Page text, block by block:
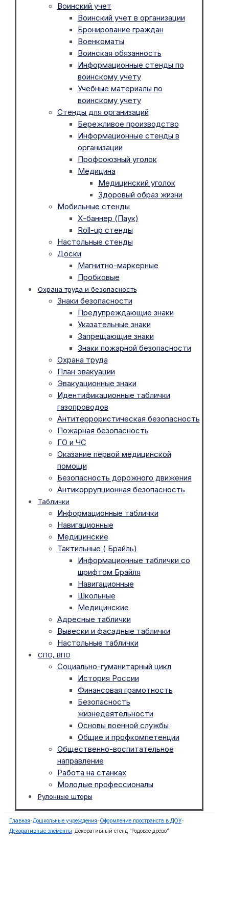
Воинский учет
Воинский учет в организации
Бронирование граждан
Военкоматы
Воинская обязанность
Информационные стенды по
воинскому учету
Учебные материалы по
воинскому учету
Стенды для организаций
Бережливое производство
Информационные стенды в
организации
Профсоюзный уголок
Медицина
Медицинский уголок
Здоровый образ жизни
Мобильные стенды
Х-баннер (Паук)
Roll-up стенды
Настольные стенды
Доски
Магнитно-маркерные
Пробковые
Охрана труда и безопасность
Знаки безопасности
Предупреждающие знаки
Указательные знаки
Запрещающие знаки
Знаки пожарной безопасности
Охрана труда
План эвакуации
Эвакуационные знаки
Идентификационные таблички
газопроводов
Антитеррористическая безопасность
Пожарная безопасность
ГО и ЧС
Оказание первой медицинской
помощи
Безопасность дорожного движения
Антикоррупционная безопасность
Таблички
Информационные таблички
Навигационные
Медицинские
Тактильные ( Брайль)
Информационные таблички со
шрифтом Брайля
Навигационные
Школьные
Медицинские
Адресные таблички
Вывески и фасадные таблички
Настольные таблички
СПО, ВПО
Социально-гуманитарный цикл
История России
Финансовая грамотность
Безопасность
жизнедеятельности
Основы военной службы
Общие и профкомпетенции
Общественно-воспитательное
направление
Работа на станках
Молодые профессионалы
Рулонные шторы
Главная-Дошкольные учреждения-Оформление пространств в ДОУ-
Декоративные элементы-Декоративный стенд “Родовое древо”